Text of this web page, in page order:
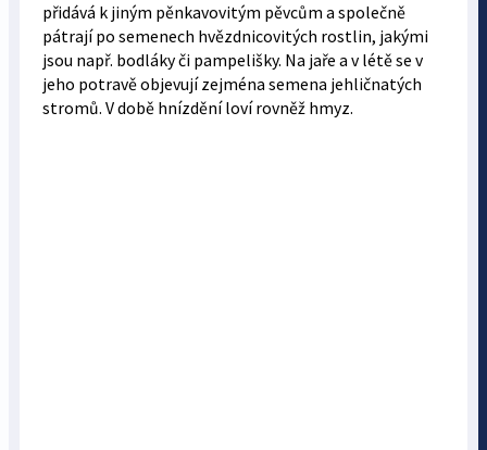
přidává k jiným pěnkavovitým pěvcům a společně
pátrají po semenech hvězdnicovitých rostlin, jakými
jsou např. bodláky či pampelišky. Na jaře a v létě se v
jeho potravě objevují zejména semena jehličnatých
stromů. V době hnízdění loví rovněž hmyz.